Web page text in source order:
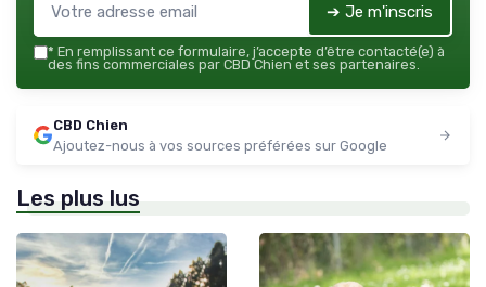
➔ Je m'inscris
* En remplissant ce formulaire, j’accepte d’être contacté(e) à
des fins commerciales par CBD Chien et ses partenaires.
CBD Chien
Ajoutez-nous à vos sources préférées sur Google
Les plus lus